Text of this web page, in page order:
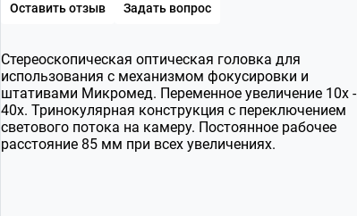
Оставить отзыв Задать вопрос
Стереоскопическая оптическая головка для
использования с механизмом фокусировки и
штативами Микромед. Переменное увеличение 10х -
40х. Тринокулярная конструкция с переключением
светового потока на камеру. Постоянное рабочее
расстояние 85 мм при всех увеличениях.